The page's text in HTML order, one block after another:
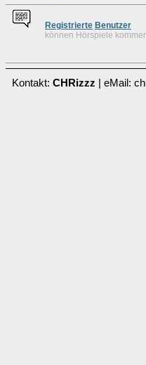
Registrierte Benutzer
können Hörspiele
Kontakt: CHRizzz | eMail: